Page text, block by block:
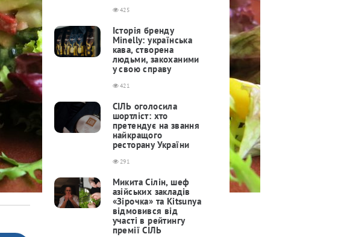
425
Історія бренду
Minelly: українська
кава, створена
людьми, закоханими
у свою справу
421
СІЛЬ оголосила
шортліст: хто
претендує на звання
найкращого
ресторану України
291
Микита Сілін, шеф
азійських закладів
«Зірочка» та Kitsunya
відмовився від
участі в рейтингу
премії СІЛЬ